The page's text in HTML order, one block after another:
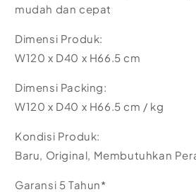
mudah dan cepat
Dimensi Produk:
W120 x D40 x H66.5 cm
Dimensi Packing:
W120 x D40 x H66.5 cm / kg
Kondisi Produk:
Baru, Original, Membutuhkan
Garansi 5 Tahun*